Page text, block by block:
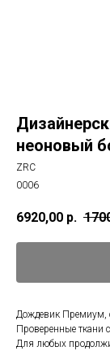
неоновый
ZRC
0006
6920,00 р.
Дождевик Премиум,
Проверенные
Для любых